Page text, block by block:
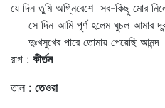
যে দিন তুমি অগ্নিবেশে সব-কিছু মোর
সে দিন আমি পূর্ণ হলেম ঘুচল আমার
দুঃখসুখের পারে তোমায় পেয়েছি আনন্দ
রাগ : কীর্তন
তাল : তেওরা